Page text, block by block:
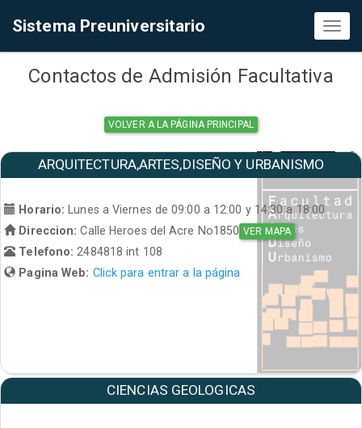
Sistema Preuniversitario
Contactos de Admisión Facultativa
VOLVER A LA PÁGINA PRINCIPAL
ARQUITECTURA,ARTES,DISEÑO Y URBANISMO
Horario:
Lunes a Viernes de 09:00 a 12:00 y 14:30 a 18:00
Direccion: Calle Heroes del Acre No1850 VER MAPA
Telefono: 2484818 int 108
Pagina Web: Click para entrar a la página
CIENCIAS GEOLOGICAS